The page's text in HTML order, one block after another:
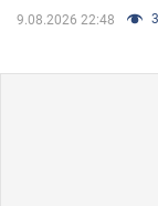
9.08.2026 22:48